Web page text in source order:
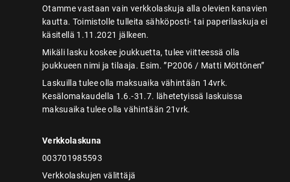
Otamme vastaan vain verkkolaskuja alla olevien kanavien
kautta. Toimistolle tulleita sähköposti- tai paperilaskuja ei
käsitellä 1.11.2021 jälkeen.
Mikäli lasku koskee joukkuetta, tulee viitteessä olla
joukkueen nimi ja tilaaja. Esim. ”P2006 / Matti Möttönen”
Laskuilla tulee olla maksuaika vähintään 14vrk.
Kesälomakaudella 1.6.-31.7. lähetetyissä laskuissa
maksuaika tulee olla vähintään 21vrk.
Verkkolaskuna
003701985593
Verkkolaskujen välittäjä